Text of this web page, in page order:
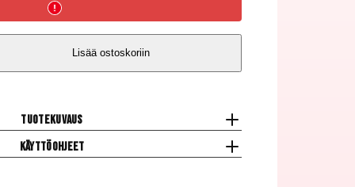
Lisää ostoskoriin
Tuotekuvaus
Käyttöohjeet